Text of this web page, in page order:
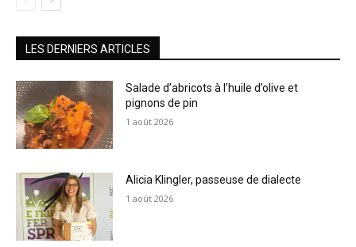
LES DERNIERS ARTICLES
Salade d’abricots à l’huile d’olive et
pignons de pin
1 août 2026
Alicia Klingler, passeuse de dialecte
1 août 2026